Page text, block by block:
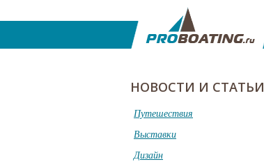
НОВОСТИ И СТАТЬИ
Путешествия
Выставки
Дизайн